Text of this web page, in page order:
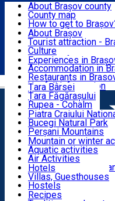
Română
BRAȘOV
EXPERIENCES
DESTINATIONS
NATURE
ACTIVE TOURISM
ACCOMMODATION
CULTURAL HERITAGE
About Brașov county
County map
How to get to
Tourist Information
Tourist Guides
Brașov Tourism
Historical tourist
What would a local
Tourism news Brașov
Restaurants
About Brașov
Tourist attraction -
Culture
Tourist Information
Accommodation in
Restaurants in
Usefull information
Experiences in
Țara Bârsei
Țara Făgărașului
Rupea - Cohalm
ECO Destinations
Piatra Craiului
Bucegi Natural Park
Perșani Mountains
Făgăraș Mountains
Postăvarul Peak
Măgura Codlei
Ciucaș Mountains
Protected areas
Other natural
Speoturism
Mountain or winter
Aquatic activities
Air Activities
Adventure,
Cycling, Running
Other activities
Hotels
Villas, Guesthouses
Hostels
Cottages
Recipes